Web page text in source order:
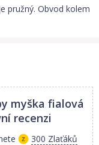
pružný. Obvod kolem
myška fialová
recenzi
300 Zlaťáků